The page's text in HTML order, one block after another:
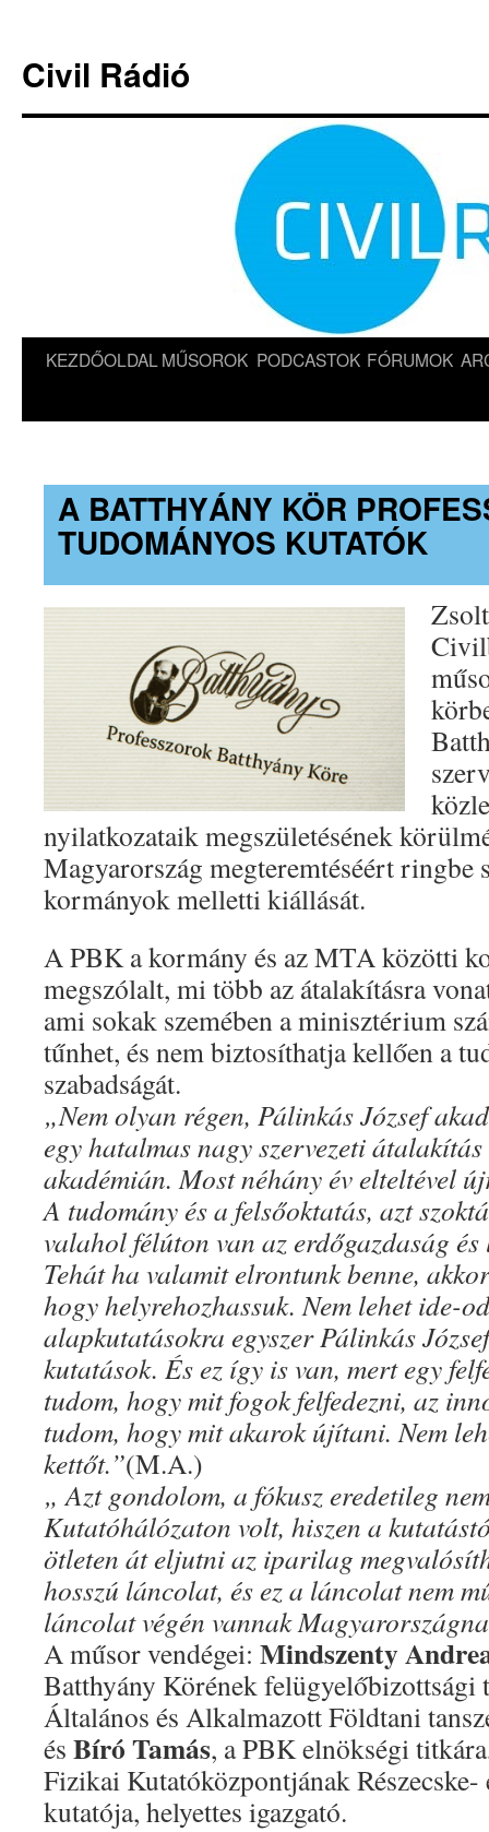
tartalomba
Civil Rádió
KEZDŐOLDAL MŰSOROK PODCASTOK FÓRUMOK
A BATTHYÁNY KÖR
TUDOMÁNYOS KUTATÓK
nyilatkozataik megszületésének
Magyarország megteremtéséért
kormányok melletti kiállását.
A PBK a kormány és az MTA közötti
megszólalt, mi több az átalakításra
ami sokak szemében a minisztérium
tűnhet, és nem biztosíthatja kellően a
szabadságát.
„Nem olyan régen, Pálinkás József
egy hatalmas nagy szervezeti átalakítás
akadémián. Most néhány év elteltével
A tudomány és a felsőoktatás, azt
valahol félúton van az erdőgazdaság és
Tehát ha valamit elrontunk benne,
hogy helyrehozhassuk. Nem lehet ide-
alapkutatásokra egyszer Pálinkás
kutatások. És ez így is van, mert egy
tudom, hogy mit fogok felfedezni, az
tudom, hogy mit akarok újítani. Nem
kettőt.”(M.A.)
„ Azt gondolom, a fókusz eredetileg
Kutatóhálózaton volt, hiszen a
ötleten át eljutni az iparilag
hosszú láncolat, és ez a láncolat nem
láncolat végén vannak
A műsor vendégei: Mindszenty
Batthyány Körének
Általános és Alkalmazott Földtani
és Bíró Tamás, a PBK elnökségi
Fizikai Kutatóközpontjának
kutatója, helyettes igazgató.